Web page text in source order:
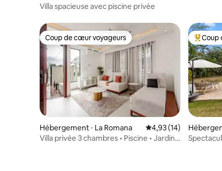
Villa spacieuse avec piscine privée
Coup de cœur voyageurs
Coup de cœur voyageurs
Hébergement ⋅ La Romana Évaluation moyenne
4,93 (14)
Villa privée 3 chambres • Piscine • Jardin •
Coups
Coup